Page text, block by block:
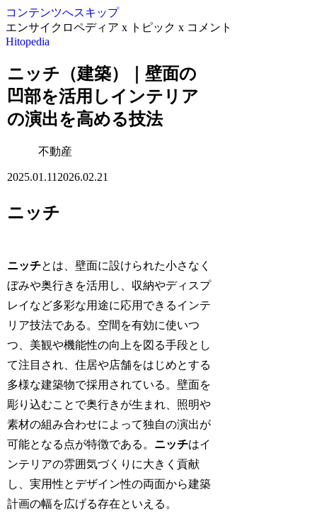
コンテンツへスキップ
エンサイクロペディア x トピック x コメント
Hitopedia
ニッチ（建築）｜壁面の
凹部を活用しインテリア
の演出を高める技法
不動産
2025.01.11 2026.02.21
ニッチ
ニッチとは、壁面に設けられた小さなく
ぼみや奥行きを活用し、収納やディスプ
レイなど多彩な用途に応用できるインテ
リア技法である。空間を有効に使いつ
つ、美観や機能性の向上を図る手段とし
て注目され、住居や店舗をはじめとする
多様な建築物で採用されている。壁面を
彫り込むことで奥行きが生まれ、照明や
素材の組み合わせによって独自の演出が
可能となる点が特徴である。 ニッチはイ
ンテリアの雰囲気づくりに大きく貢献
し、実用性とデザイン性の両面から建築
計画の幅を広げる存在といえる。